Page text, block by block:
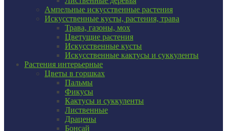
Ампельные искусственные растения
Искусственные кусты, растения, трава
Трава, газоны, мох
Цветущие растения
Искусственные кусты
Искусственные кактусы и суккуленты
Растения интерьерные
Цветы в горшках
Пальмы
Фикусы
Кактусы и суккуленты
Лиственные
Драцены
Бонсай